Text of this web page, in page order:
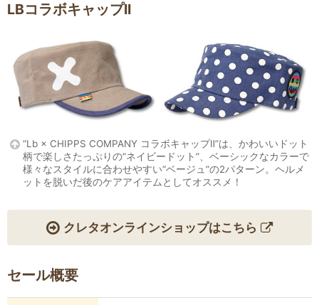
LBコラボキャップII
“Lb × CHIPPS COMPANY コラボキャップⅡ”は、かわいいドット
柄で楽しさたっぷりの“ネイビードット”、ベーシックなカラーで
様々なスタイルに合わせやすい“ベージュ”の2パターン。ヘルメ
ットを脱いだ後のケアアイテムとしてオススメ！
クレタオンラインショップはこちら
セール概要